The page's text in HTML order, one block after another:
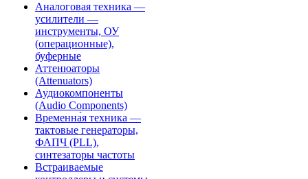
Аналоговая техника —
усилители —
инструменты, ОУ
(операционные),
буферные
Аттенюаторы
(Attenuators)
Аудиокомпоненты
(Audio Components)
Временна́я техника —
тактовые генераторы,
ФАПЧ (PLL),
синтезаторы частоты
Встраиваемые